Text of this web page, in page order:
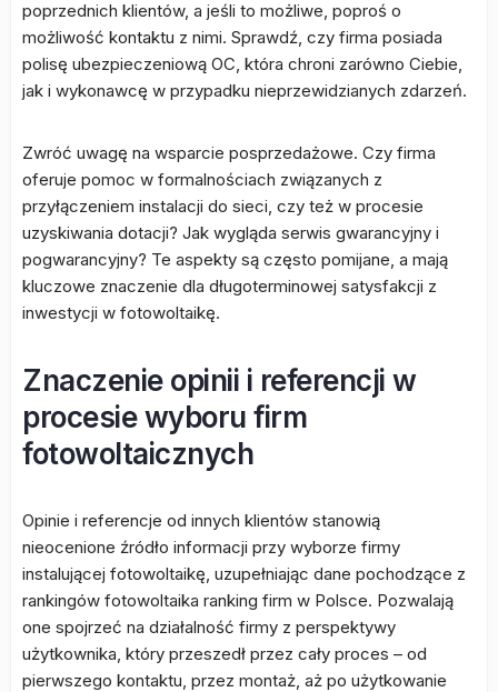
poprzednich klientów, a jeśli to możliwe, poproś o
możliwość kontaktu z nimi. Sprawdź, czy firma posiada
polisę ubezpieczeniową OC, która chroni zarówno Ciebie,
jak i wykonawcę w przypadku nieprzewidzianych zdarzeń.
Zwróć uwagę na wsparcie posprzedażowe. Czy firma
oferuje pomoc w formalnościach związanych z
przyłączeniem instalacji do sieci, czy też w procesie
uzyskiwania dotacji? Jak wygląda serwis gwarancyjny i
pogwarancyjny? Te aspekty są często pomijane, a mają
kluczowe znaczenie dla długoterminowej satysfakcji z
inwestycji w fotowoltaikę.
Znaczenie opinii i referencji w
procesie wyboru firm
fotowoltaicznych
Opinie i referencje od innych klientów stanowią
nieocenione źródło informacji przy wyborze firmy
instalującej fotowoltaikę, uzupełniając dane pochodzące z
rankingów fotowoltaika ranking firm w Polsce. Pozwalają
one spojrzeć na działalność firmy z perspektywy
użytkownika, który przeszedł przez cały proces – od
pierwszego kontaktu, przez montaż, aż po użytkowanie